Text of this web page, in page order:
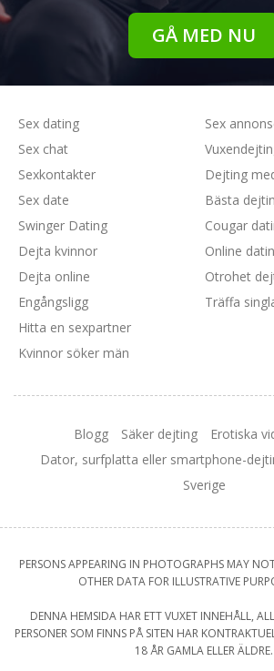
GÅ MED NU
Sex dating
Sex chat
Sexkontakter
Sex date
Swinger Dating
Sex
Dejting
Bästa
Cougar
Dejta kvinnor
Dejta online
Engångsligg
Hitta en sexpartner
Kvinnor söker män
Online
Otrohet
Träffa
Blogg Säker dejting
Erotiska
Dator, surfplatta eller smartphone-
Sverige
PERSONS APPEARING IN PHOTOGRAPHS MAY
OTHER DATA FOR ILLUSTRATIVE
DENNA HEMSIDA HAR ETT VUXET INNEHÅLL,
PERSONER SOM FINNS PÅ SITEN HAR
18 ÅR GAMLA ELLER ÄLDRE.